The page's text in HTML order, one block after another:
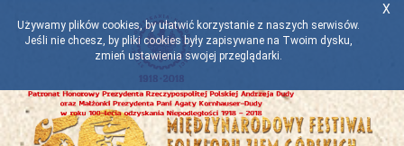
Używamy plików cookies, by ułatwić korzystanie z naszych serwisów.
Jeśli nie chcesz, by pliki cookies były zapisywane na Twoim dysku,
zmień ustawienia swojej przeglądarki.
X